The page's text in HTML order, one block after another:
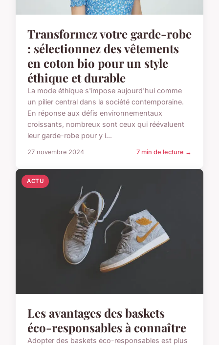
Transformez votre garde-robe
: sélectionnez des vêtements
en coton bio pour un style
éthique et durable
La mode éthique s'impose aujourd'hui comme
un pilier central dans la société contemporaine.
En réponse aux défis environnementaux
croissants, nombreux sont ceux qui réévaluent
leur garde-robe pour y i...
27 novembre 2024 7 min de lecture →
ACTU
Les avantages des baskets
éco-responsables à connaître
Adopter des baskets éco-responsables est plus